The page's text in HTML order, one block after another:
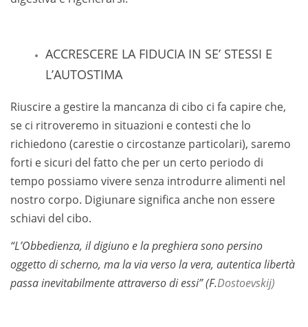
ACCRESCERE LA FIDUCIA IN SE’ STESSI E
L’AUTOSTIMA
Riuscire a gestire la mancanza di cibo ci fa capire che,
se ci ritroveremo in situazioni e contesti che lo
richiedono (carestie o circostanze particolari), saremo
forti e sicuri del fatto che per un certo periodo di
tempo possiamo vivere senza introdurre alimenti nel
nostro corpo. Digiunare significa anche non essere
schiavi del cibo.
“L’Obbedienza, il digiuno e la preghiera sono persino
oggetto di scherno, ma la via verso la vera, autentica libertà
passa inevitabilmente attraverso di essi”(F.Dostoevskij)